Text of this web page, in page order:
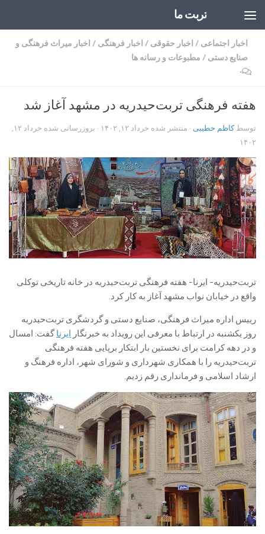
تربت ما
اخبار اجتماعی / اخبار حقوقی / اخبار فرهنگی / اخبار میراث فرهنگی و
صنایع دستی / مطبوعات و رسانه ها
۰
هفته فرهنگی تربت‌حیدریه در مشهد آغاز شد
توسطکاظم خطیبی · منتشر شده خرداد ۱۲, ۱۴۰۲ · بروزرسانی شده
خرداد ۱۲,
۱۴۰۲
تربت‌حیدریه- ایرنا- هفته فرهنگی تربت‌حیدریه در خانه تاریخی توکلی
واقع در خیابان نواب مشهد آغاز به کار کرد.
رییس اداره میراث فرهنگی، صنایع دستی و گردشگری تربت‌حیدریه
روز یکشنبه در ارتباط با معرفی این رویداد به خبرنگار
ایرنا گفت: امسال
و در دهه کرامت برای نخستین بار ابتکار برپایی هفته فرهنگی
تربت‌حیدریه را با همکاری شهرداری و شورای شهر، اداره فرهنگ و
ارشاد اسلامی و فرمانداری رقم زدیم.